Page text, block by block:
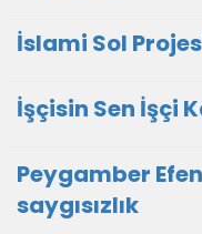
İslami Sol
İşçisin Sen İşçi
Peygamber
saygısızlık